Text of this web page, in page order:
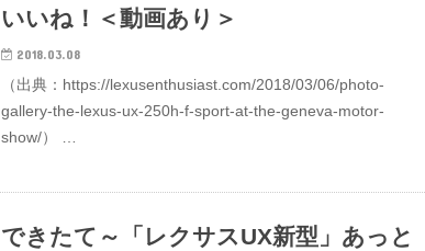
いいね！＜動画あり＞
2018.03.08
（出典：https://lexusenthusiast.com/2018/03/06/photo-
gallery-the-lexus-ux-250h-f-sport-at-the-geneva-motor-
show/） …
できたて～「レクサスUX新型」あっと